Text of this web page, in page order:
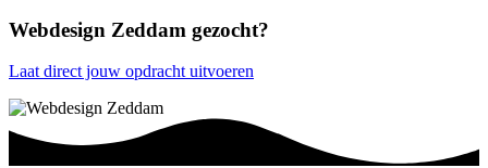
Webdesign Zeddam gezocht?
Laat direct jouw opdracht uitvoeren